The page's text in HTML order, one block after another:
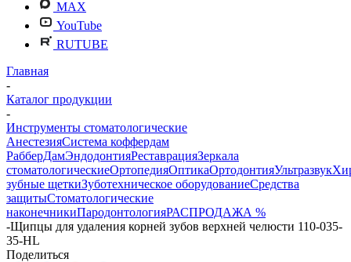
MAX
YouTube
RUTUBE
Главная
-
Каталог продукции
-
Инструменты стоматологические
АнестезияСистема коффердам
РабберДамЭндодонтияРеставрацияЗеркала
стоматологическиеОртопедияОптикаОртодонтияУльтразвук
зубные щеткиЗуботехническое оборудованиеСредства
защитыСтоматологические
наконечникиПародонтологияРАСПРОДАЖА %
-Щипцы для удаления корней зубов верхней челюсти 110-035-
35-HL
Поделиться